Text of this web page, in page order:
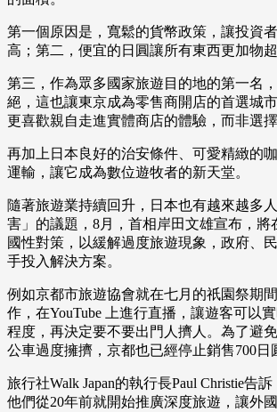
第一個原因是，寬鬆的貨幣政策，讓投資
高；第二，便宜的日圓讓所有東西更加物超
第三，作為眾多國家旅遊目的地的第一名
絕，這也讓東京成為零售商開店的首選城
更喜歡親自走進實體商店的體驗，而非選擇
再加上日本良好的治安條件、可愛精緻的
運輸，讓它成為數位遊牧者的新天堂。
隨著旅遊業持續回升，日本也有越來越多
害」的議題，8月，首相岸田文雄宣布，將
國性對策，以緩解過度旅遊現象，政府、
手投入解決方案。
例如京都市旅遊協會就在七月的祇園祭期
作，在YouTube 上進行直播，讓遊客可以
程度，再決定要不要出門人擠人。為了避
公車過度擁擠，京都也已經停止銷售700日
旅行社Walk Japan的執行長Paul Christie告
他們從20年前就開始推廣深度旅遊，讓外